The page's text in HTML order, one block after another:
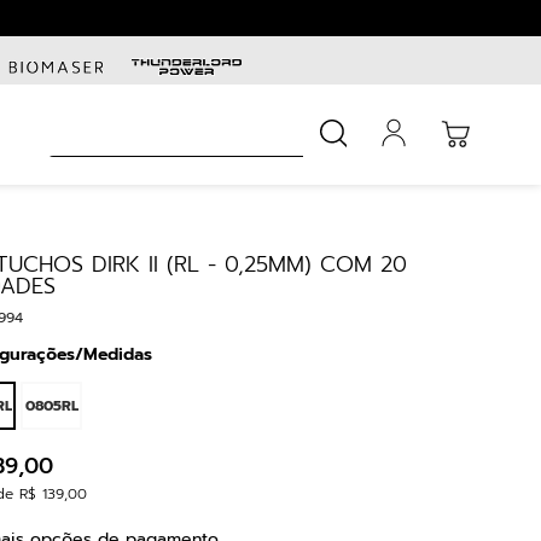
DIRK II (RL - 0,25MM) COM 20
Medidas
0805RL
,00
R$ 139,00